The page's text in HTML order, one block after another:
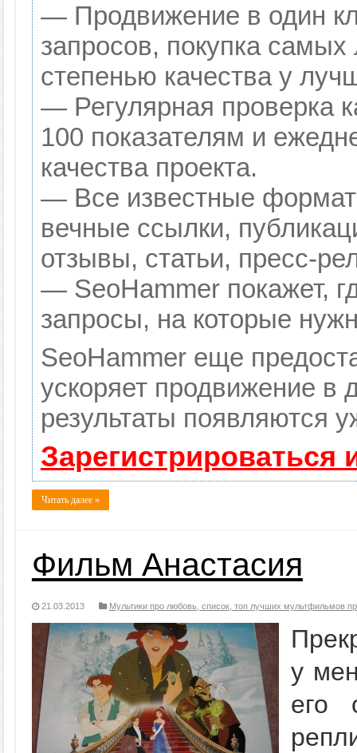
— Продвижение в один
запросов, покупка
степенью качества у
— Регулярная проверка
100 показателям и
качества проекта.
— Все известные
вечные ссылки,
отзывы, статьи, пресс-
— SeoHammer покажет,
запросы, на которые
SeoHammer еще
ускоряет продвижение в
результаты появляются
Читать далее »
Фильм Анастасия
21.03.2013 Мультики про любовь, список, топ лучших мультфильмов
у
его